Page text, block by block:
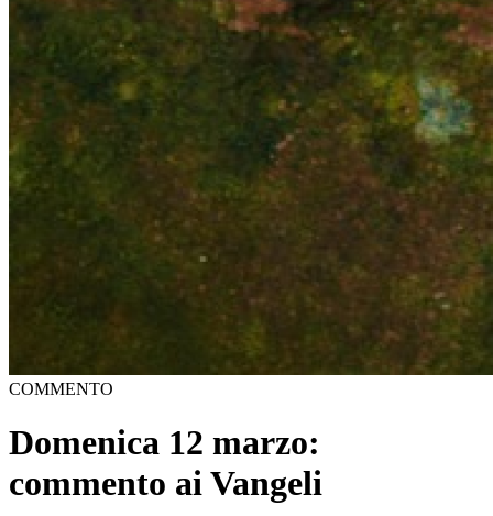
COMMENTO
Domenica 12 marzo:
commento ai Vangeli